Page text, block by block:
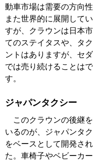
動車市場は需要の方向
また世界的に展開して
すが、クラウンは日本
てのステイタスや、タ
ントはありますが、セ
では売り続けることは
す。
ジャパンタクシー
このクラウンの後継
いるのが、ジャパンタ
をベースとして開発さ
た。車椅子やベビーカ